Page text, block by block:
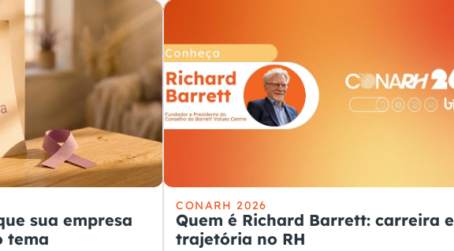
sua empresa
tema
CONARH 2026
Quem é Richard Barrett: carreira e
trajetória no RH